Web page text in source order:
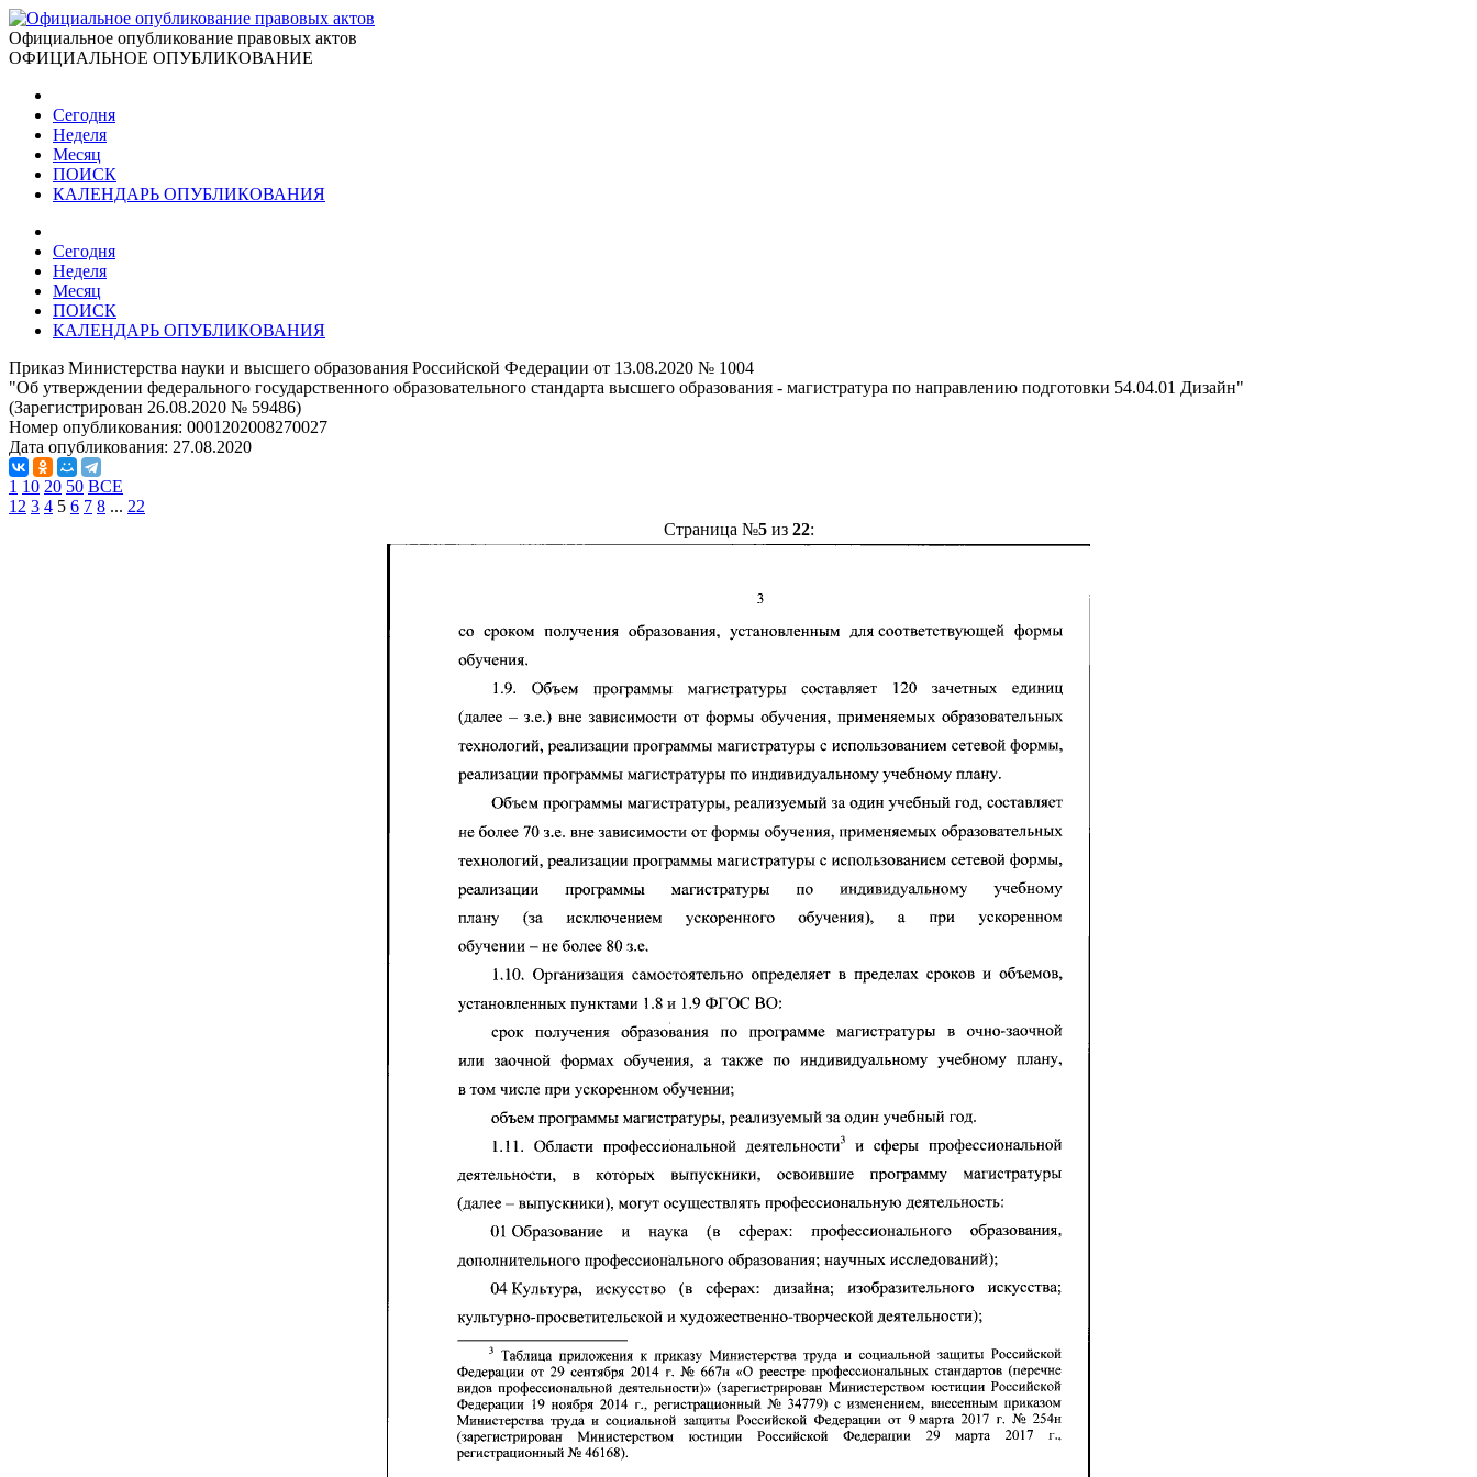
Официальное опубликование правовых актов
ОФИЦИАЛЬНОЕ ОПУБЛИКОВАНИЕ
Сегодня
Неделя
Месяц
ПОИСК
КАЛЕНДАРЬ ОПУБЛИКОВАНИЯ
Сегодня
Неделя
Месяц
ПОИСК
КАЛЕНДАРЬ ОПУБЛИКОВАНИЯ
Приказ Министерства науки и высшего образования Российской Федерации от 13.08.2020 № 1004
"Об утверждении федерального государственного образовательного стандарта высшего образования - магистратура по направлению подготовки 54.04.01 Дизайн"
(Зарегистрирован 26.08.2020 № 59486)
Номер опубликования: 0001202008270027
Дата опубликования: 27.08.2020
1 10 20 50 ВСЕ
1 2 3 4 5 6 7 8 ... 22
Страница №5из 22: